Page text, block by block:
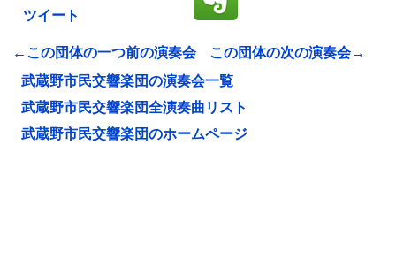
ツイート
←この団体の一つ前の演奏会
この団体の次の演奏会→
武蔵野市民交響楽団の演奏会一覧
武蔵野市民交響楽団全演奏曲リスト
武蔵野市民交響楽団のホームページ